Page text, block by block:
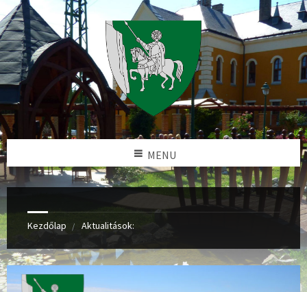
MENU
Kezdőlap Aktualitások: